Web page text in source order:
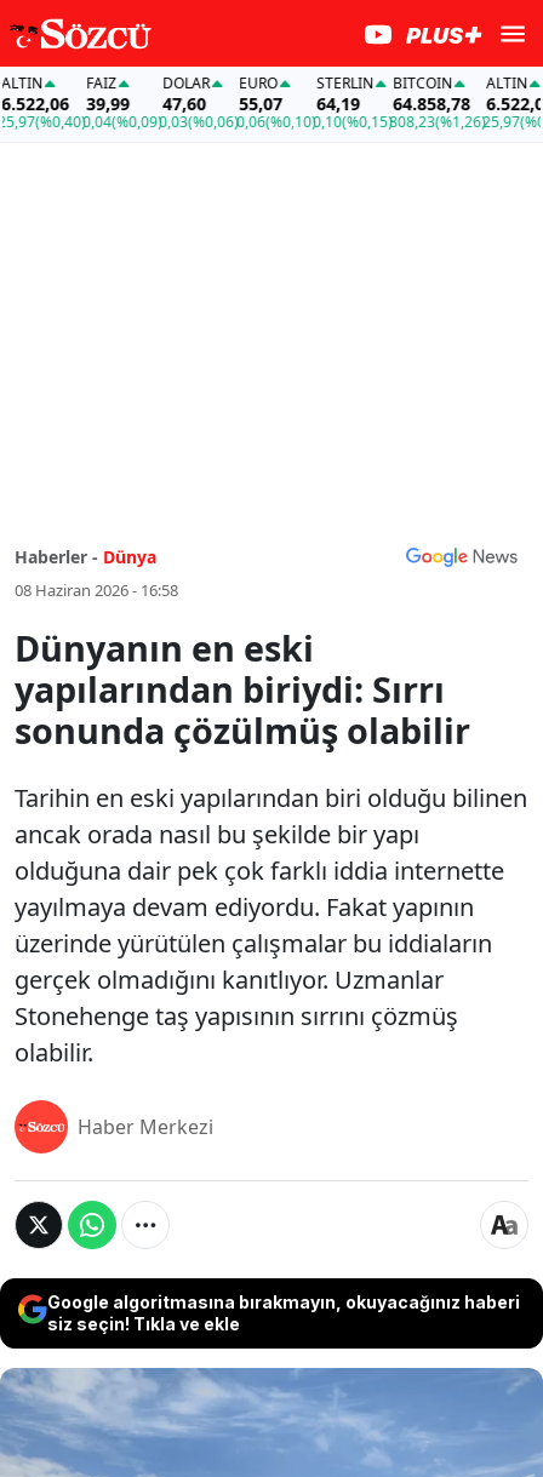
(%0,40)
FAİZ
39,99
0,04(%0,09)
DOLAR
47,60
0,03(%0,06)
EURO
55,07
0,06(%0,10)
STERLIN
64,19
0,10(%0,15)
BITCOIN
64.858,78
808,23(%1,26)
ALTIN
6.522,06
25,97
Haberler - Dünya
08 Haziran 2026 - 16:58
Dünyanın en eski
yapılarından biriydi: Sırrı
sonunda çözülmüş olabilir
Tarihin en eski yapılarından biri olduğu bilinen
ancak orada nasıl bu şekilde bir yapı
olduğuna dair pek çok farklı iddia internette
yayılmaya devam ediyordu. Fakat yapının
üzerinde yürütülen çalışmalar bu iddiaların
gerçek olmadığını kanıtlıyor. Uzmanlar
Stonehenge taş yapısının sırrını çözmüş
olabilir.
Haber Merkezi
Google algoritmasına bırakmayın, okuyacağınız haberi
siz seçin! Tıkla ve ekle
Tarihin en eski yapılarından biri olduğu bilinen
ancak orada nasıl bu şekilde bir yapı olduğuna